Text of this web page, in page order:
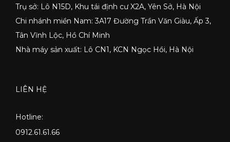
Trụ sở: Lô N15D, Khu tái định cư X2A, Yên Sở, Hà Nội
Chi nhánh miền Nam: 3A17 Đường Trần Văn Giàu, Ấp 3,
Tân Vĩnh Lộc, Hồ Chí Minh
Nhà máy sản xuất: Lô CN1, KCN Ngọc Hồi, Hà Nội
LIÊN HỆ
Hotline:
0912.61.61.66